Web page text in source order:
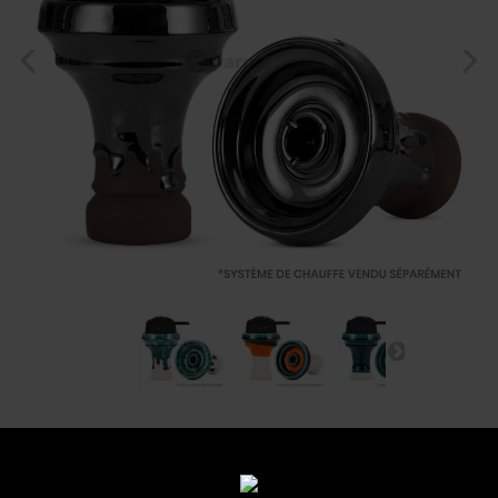
Foyer Katuro Fuji